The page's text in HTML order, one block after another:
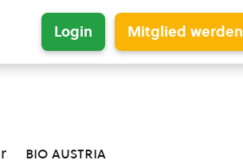
Login Mitglied werden
bio austria